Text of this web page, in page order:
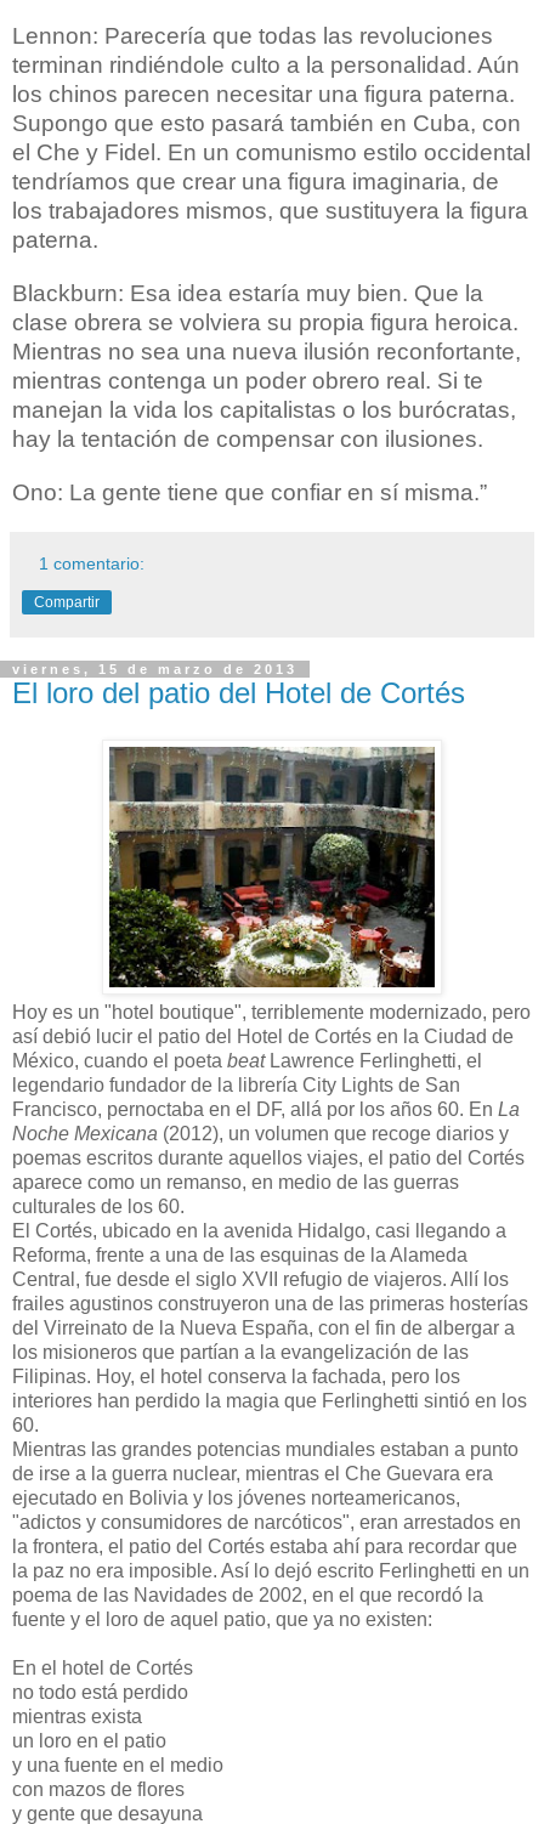
Lennon: Parecería que todas las revoluciones
terminan rindiéndole culto a la personalidad. Aún
los chinos parecen necesitar una figura paterna.
Supongo que esto pasará también en Cuba, con
el Che y Fidel. En un comunismo estilo occidental
tendríamos que crear una figura imaginaria, de
los trabajadores mismos, que sustituyera la figura
paterna.
Blackburn: Esa idea estaría muy bien. Que la
clase obrera se volviera su propia figura heroica.
Mientras no sea una nueva ilusión reconfortante,
mientras contenga un poder obrero real. Si te
manejan la vida los capitalistas o los burócratas,
hay la tentación de compensar con ilusiones.
Ono: La gente tiene que confiar en sí misma.”
1 comentario:
Compartir
viernes, 15 de marzo de 2013
El loro del patio del Hotel de Cortés
Hoy es un "hotel boutique", terriblemente modernizado, pero
así debió lucir el patio del Hotel de Cortés en la Ciudad de
México, cuando el poeta beat Lawrence Ferlinghetti, el
legendario fundador de la librería City Lights de San
Francisco, pernoctaba en el DF, allá por los años 60. En La
Noche Mexicana (2012), un volumen que recoge diarios y
poemas escritos durante aquellos viajes, el patio del Cortés
aparece como un remanso, en medio de las guerras
culturales de los 60.
El Cortés, ubicado en la avenida Hidalgo, casi llegando a
Reforma, frente a una de las esquinas de la Alameda
Central, fue desde el siglo XVII refugio de viajeros. Allí los
frailes agustinos construyeron una de las primeras hosterías
del Virreinato de la Nueva España, con el fin de albergar a
los misioneros que partían a la evangelización de las
Filipinas. Hoy, el hotel conserva la fachada, pero los
interiores han perdido la magia que Ferlinghetti sintió en los
60.
Mientras las grandes potencias mundiales estaban a punto
de irse a la guerra nuclear, mientras el Che Guevara era
ejecutado en Bolivia y los jóvenes norteamericanos,
"adictos y consumidores de narcóticos", eran arrestados en
la frontera, el patio del Cortés estaba ahí para recordar que
la paz no era imposible. Así lo dejó escrito Ferlinghetti en un
poema de las Navidades de 2002, en el que recordó la
fuente y el loro de aquel patio, que ya no existen:
En el hotel de Cortés
no todo está perdido
mientras exista
un loro en el patio
y una fuente en el medio
con mazos de flores
y gente que desayuna